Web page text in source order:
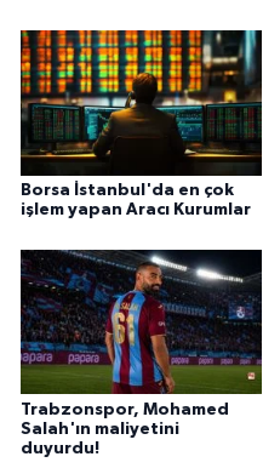
Borsa İstanbul'da en çok
işlem yapan Aracı Kurumlar
Trabzonspor, Mohamed
Salah'ın maliyetini
duyurdu!